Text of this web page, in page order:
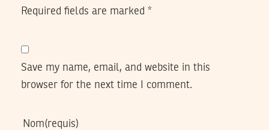
Required fields are marked *
Save my name, email, and website in this
browser for the next time I comment.
Nom(requis)